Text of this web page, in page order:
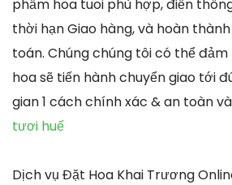
phẩm hoa tuoi phù hợp, điền
thời hạn Giao hàng, và hoàn
toán. Chúng chúng tôi có thể
hoa sẽ tiến hành chuyển giao tới
gian 1 cách chính xác & an toàn
tươi huế
Dịch vụ Đặt Hoa Khai Trương